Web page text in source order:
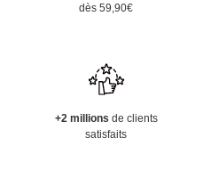
dès 59,90€
+2 millions de clients
satisfaits